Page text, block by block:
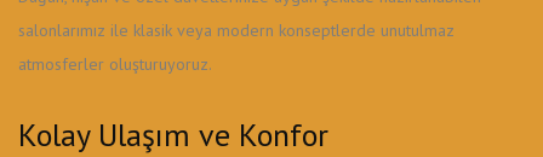
salonlarımız ile klasik veya modern konseptlerde unutulmaz
atmosferler oluşturuyoruz.
Kolay Ulaşım ve Konfor